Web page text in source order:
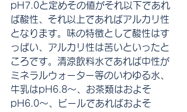
pH7.0と定めその値がそれ以下であれ
ば酸性、それ以上であればアルカリ性
となります。味の特徴として酸性はす
っぱい、アルカリ性は苦いといったと
ころです。清涼飲料水であれば中性が
ミネラルウォーター等のいわゆる水、
牛乳はpH6.8～、お茶類はおよそ
pH6.0～、ビールであればおよそ